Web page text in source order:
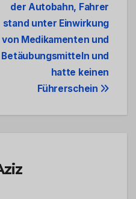
der Autobahn, Fahrer
stand unter Einwirkung
von Medikamenten und
Betäubungsmitteln und
hatte keinen
Führerschein